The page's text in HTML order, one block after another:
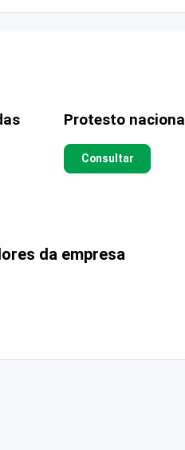
Protesto nacional
Consultar
da empresa